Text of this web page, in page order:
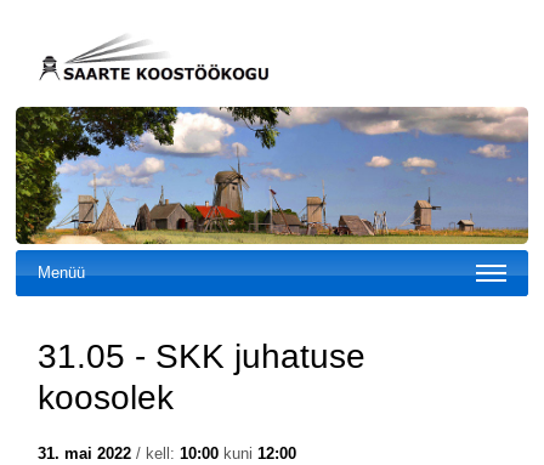
Menüü
31.05 - SKK juhatuse
koosolek
31. mai 2022/ kell: 10:00kuni 12:00